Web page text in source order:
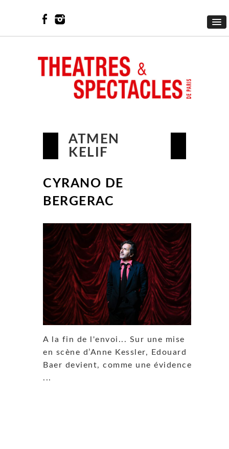
ATMEN
KELIF
CYRANO DE
BERGERAC
A la fin de l'envoi... Sur une mise
en scène d’Anne Kessler, Edouard
Baer devient, comme une évidence,
...